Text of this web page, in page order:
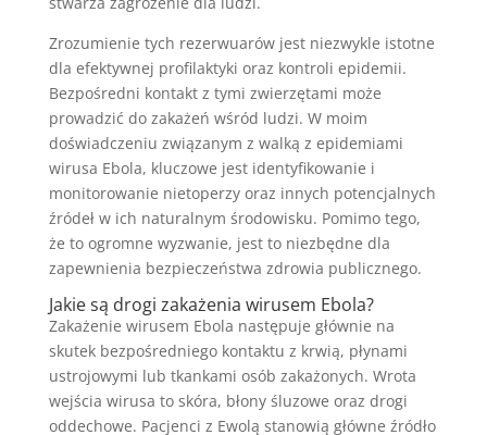
Zrozumienie tych rezerwuarów jest niezwykle istotne
dla efektywnej profilaktyki oraz kontroli epidemii.
Bezpośredni kontakt z tymi zwierzętami może
prowadzić do zakażeń wśród ludzi. W moim
doświadczeniu związanym z walką z epidemiami
wirusa Ebola, kluczowe jest identyfikowanie i
monitorowanie nietoperzy oraz innych potencjalnych
źródeł w ich naturalnym środowisku. Pomimo tego,
że to ogromne wyzwanie, jest to niezbędne dla
zapewnienia bezpieczeństwa zdrowia publicznego.
Jakie są drogi zakażenia wirusem Ebola?
Zakażenie wirusem Ebola następuje głównie na
skutek bezpośredniego kontaktu z krwią, płynami
ustrojowymi lub tkankami osób zakażonych. Wrota
wejścia wirusa to skóra, błony śluzowe oraz drogi
oddechowe. Pacjenci z Ewolą stanowią główne źródło